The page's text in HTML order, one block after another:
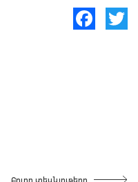
Բոլոր տեսնյութերը